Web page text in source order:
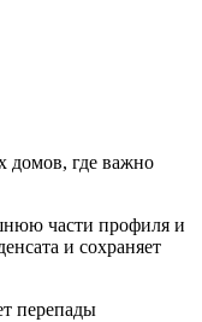
домов, где важно
части профиля и
и сохраняет
перепады